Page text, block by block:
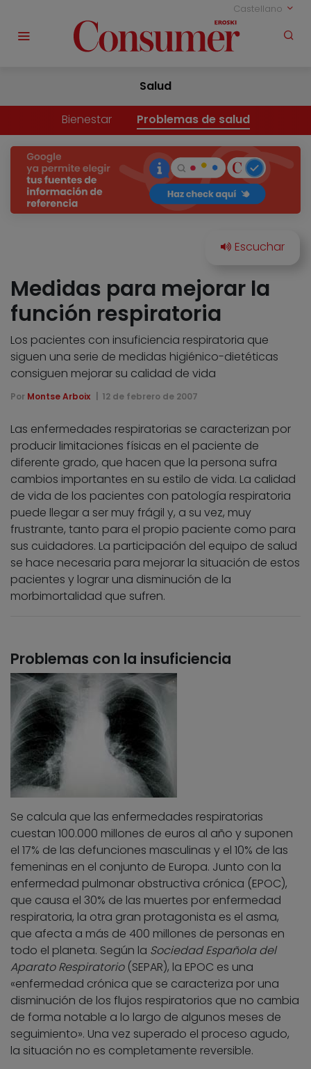
Castellano
Salud
Bienestar Problemas de salud
Medidas para mejorar la
función respiratoria
Los pacientes con insuficiencia respiratoria que
siguen una serie de medidas higiénico-dietéticas
consiguen mejorar su calidad de vida
Por Montse Arboix 12 de febrero de 2007
Las enfermedades respiratorias se caracterizan por
producir limitaciones físicas en el paciente de
diferente grado, que hacen que la persona sufra
cambios importantes en su estilo de vida. La calidad
de vida de los pacientes con patología respiratoria
puede llegar a ser muy frágil y, a su vez, muy
frustrante, tanto para el propio paciente como para
sus cuidadores. La participación del equipo de salud
se hace necesaria para mejorar la situación de estos
pacientes y lograr una disminución de la
morbimortalidad que sufren.
Problemas con la insuficiencia
Se calcula que las enfermedades respiratorias
cuestan 100.000 millones de euros al año y suponen
el 17% de las defunciones masculinas y el 10% de las
femeninas en el conjunto de Europa. Junto con la
enfermedad pulmonar obstructiva crónica (EPOC),
que causa el 30% de las muertes por enfermedad
respiratoria, la otra gran protagonista es el asma,
que afecta a más de 400 millones de personas en
todo el planeta. Según la Sociedad Española del
Aparato Respiratorio(SEPAR), la EPOC es una
«enfermedad crónica que se caracteriza por una
disminución de los flujos respiratorios que no cambia
de forma notable a lo largo de algunos meses de
seguimiento». Una vez superado el proceso agudo,
la situación no es completamente reversible.